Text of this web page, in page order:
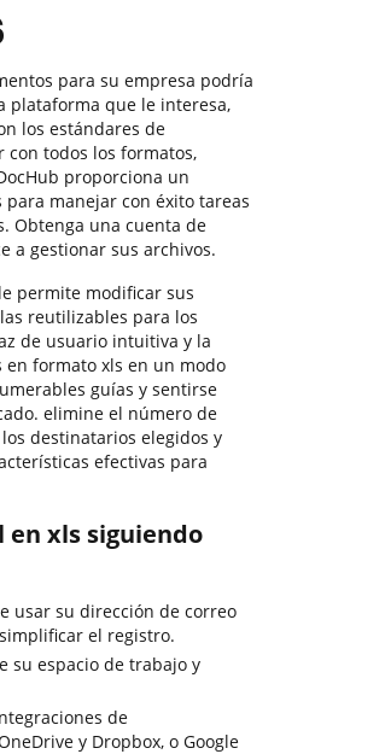
para su empresa podría
plataforma que le interesa,
los estándares de
todos los formatos,
proporciona un
manejar con éxito tareas
Obtenga una cuenta de
a gestionar sus archivos.
permite modificar sus
reutilizables para los
de usuario intuitiva y la
formato xls en un modo
guías y sentirse
elimine el número de
destinatarios elegidos y
efectivas para
en xls siguiendo
usar su dirección de correo
el registro.
su espacio de trabajo y
de
y Dropbox, o Google